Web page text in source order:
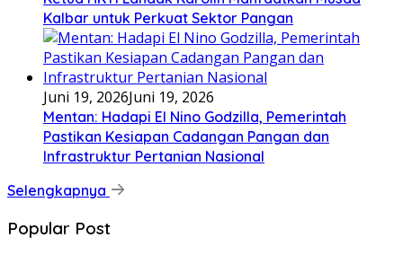
Kalbar untuk Perkuat Sektor Pangan
Juni 19, 2026Juni 19, 2026
Mentan: Hadapi El Nino Godzilla, Pemerintah
Pastikan Kesiapan Cadangan Pangan dan
Infrastruktur Pertanian Nasional
Selengkapnya
Popular Post